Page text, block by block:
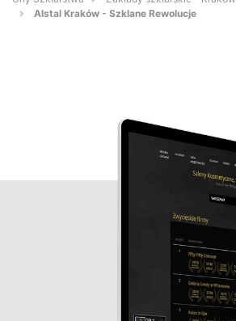
Alstal Kraków - Szklane Rewolucje